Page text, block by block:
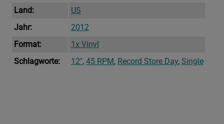
Land:
US
Jahr:
2012
Format:
1x Vinyl
Schlagworte:
12", 45 RPM, Record Store Day, Single